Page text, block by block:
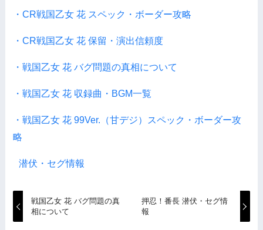
・CR戦国乙女 花 スペック・ボーダー攻略
・CR戦国乙女 花 保留・演出信頼度
・戦国乙女 花 バグ問題の真相について
・戦国乙女 花 収録曲・BGM一覧
・戦国乙女 花 99Ver.（甘デジ）スペック・ボーダー攻
略
潜伏・セグ情報
戦国乙女 花 バグ問題の真
相について
押忍！番長 潜伏・セグ情
報